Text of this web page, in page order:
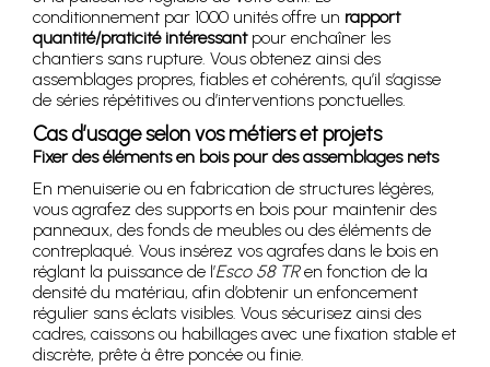
conditionnement par 1000 unités offre un rapport
quantité/praticité intéressantpour enchaîner les
chantiers sans rupture. Vous obtenez ainsi des
assemblages propres, fiables et cohérents, qu’il s’agisse
de séries répétitives ou d’interventions ponctuelles.
Cas d’usage selon vos métiers et projets
Fixer des éléments en bois pour des assemblages nets
En menuiserie ou en fabrication de structures légères,
vous agrafez des supports en bois pour maintenir des
panneaux, des fonds de meubles ou des éléments de
contreplaqué. Vous insérez vos agrafes dans le bois en
réglant la puissance de l’Esco 58 TRen fonction de la
densité du matériau, afin d’obtenir un enfoncement
régulier sans éclats visibles. Vous sécurisez ainsi des
cadres, caissons ou habillages avec une fixation stable et
discrète, prête à être poncée ou finie.